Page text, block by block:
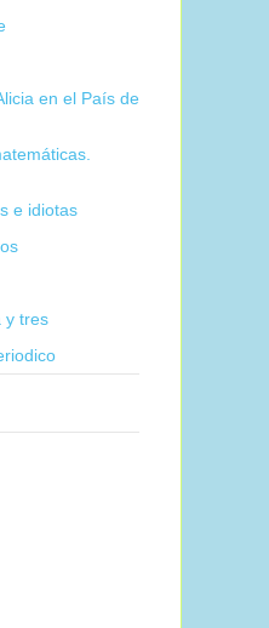
en el País de
e idiotas
y tres